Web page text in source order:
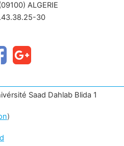
ALGERIE
30
Saad Dahlab Blida 1
)